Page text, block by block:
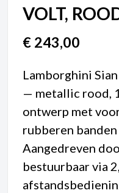
VOLT,
€ 243,00
Lamborghini
— metallic rood,
ontwerp met
rubberen
Aangedreven
bestuurbaar via